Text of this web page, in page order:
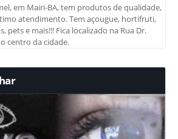
em Mairi-BA, tem produtos de qualidade,
atendimento. Tem açougue, hortifruti,
pets e mais!!! Fica localizado na Rua Dr.
centro da cidade.